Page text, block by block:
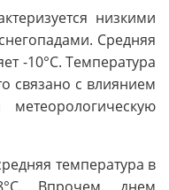
низкими
Средняя
-10°C. Температура
связано с влиянием
температура в
Впрочем, днем